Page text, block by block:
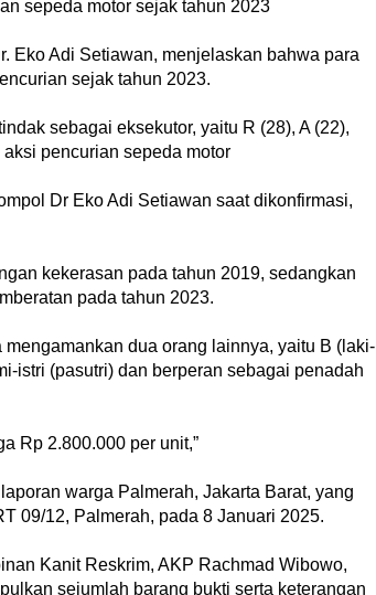
sepeda motor sejak tahun 2023
Eko Adi Setiawan, menjelaskan bahwa para
sejak tahun 2023.
sebagai eksekutor, yaitu R (28), A (22),
pencurian sepeda motor
Dr Eko Adi Setiawan saat dikonfirmasi,
kekerasan pada tahun 2019, sedangkan
pada tahun 2023.
dua orang lainnya, yaitu B (laki-
istri (pasutri) dan berperan sebagai penadah
Rp 2.800.000 per unit,”
warga Palmerah, Jakarta Barat, yang
09/12, Palmerah, pada 8 Januari 2025.
Kanit Reskrim, AKP Rachmad Wibowo,
sejumlah barang bukti serta keterangan